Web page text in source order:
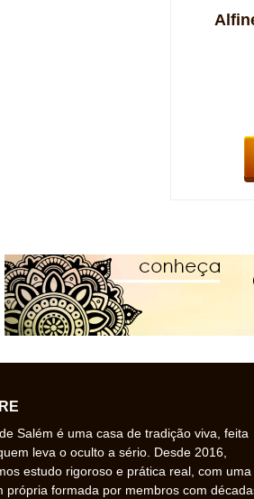
Salém é uma casa de tradição viva, feita
leva o oculto a sério. Desde 2016,
estudo rigoroso e prática real, com uma
própria formada por membros com